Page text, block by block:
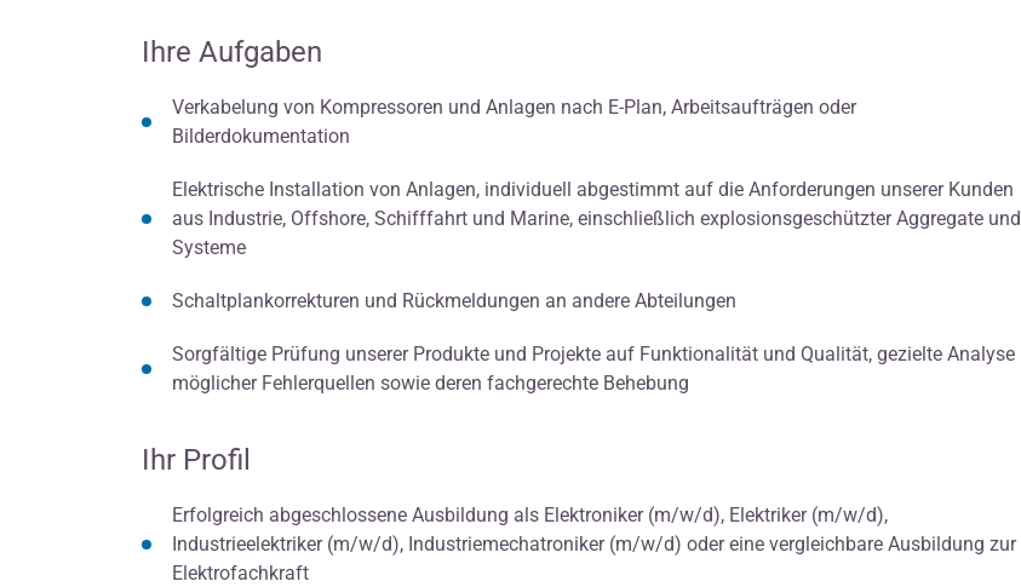
Ihre Aufgaben
Verkabelung von Kompressoren und Anlagen nach E-Plan, Arbeitsaufträgen oder
Bilderdokumentation
Elektrische Installation von Anlagen, individuell abgestimmt auf die Anforderungen unserer Kunden
aus Industrie, Offshore, Schifffahrt und Marine, einschließlich explosionsgeschützter Aggregate und
Systeme
Schaltplankorrekturen und Rückmeldungen an andere Abteilungen
Sorgfältige Prüfung unserer Produkte und Projekte auf Funktionalität und Qualität, gezielte Analyse
möglicher Fehlerquellen sowie deren fachgerechte Behebung
Ihr Profil
Erfolgreich abgeschlossene Ausbildung als Elektroniker (m/w/d), Elektriker (m/w/d),
Industrieelektriker (m/w/d), Industriemechatroniker (m/w/d) oder eine vergleichbare Ausbildung zur
Elektrofachkraft